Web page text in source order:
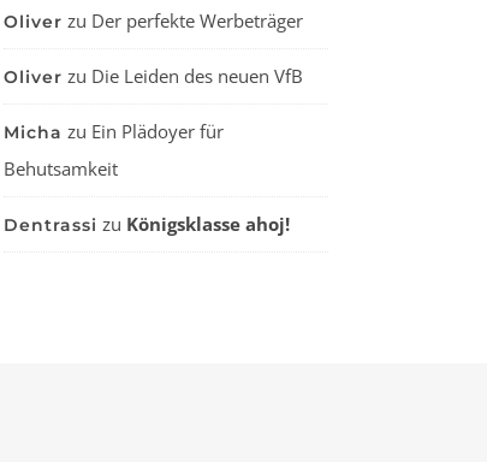
Oliver zu Der perfekte Werbeträger
Oliver zu Die Leiden des neuen VfB
Micha zu Ein Plädoyer für
Behutsamkeit
Dentrassi zu Königsklasse ahoj!